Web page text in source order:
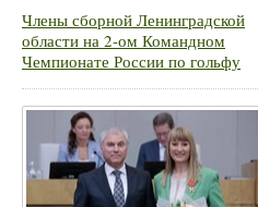
Члены сборной Ленинградской
области на 2-ом Командном
Чемпионате России по гольфу